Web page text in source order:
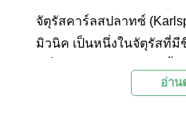
จัตุรัสคาร์ลสปลาทซ์
มิวนิค เป็นหนึ่งในจัตุรัสที่มี
และมีจุดแลนด์มาร์กเก่าแก่
อ่าน